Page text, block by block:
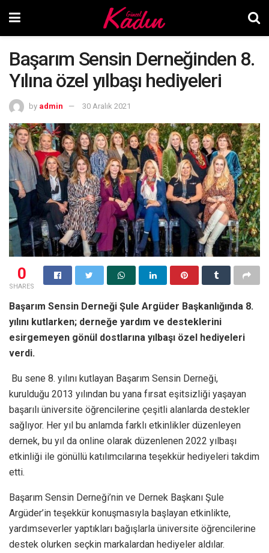
Başarım Sensin Derneğinden 8.
Yılına özel yılbaşı hediyeleri
by admin 30 Aralık 2021
0
SHARES
Başarım Sensin Derneği Şule Argüder Başkanlığında 8.
yılını kutlarken; derneğe yardım ve desteklerini
esirgemeyen gönül dostlarına yılbaşı özel hediyeleri
verdi.
Bu sene 8. yılını kutlayan Başarım Sensin Derneği,
kurulduğu 2013 yılından bu yana fırsat eşitsizliği yaşayan
başarılı üniversite öğrencilerine çeşitli alanlarda destekler
sağlıyor. Her yıl bu anlamda farklı etkinlikler düzenleyen
dernek, bu yıl da online olarak düzenlenen 2022 yılbaşı
etkinliği ile gönüllü katılımcılarına teşekkür hediyeleri takdim
etti.
Başarım Sensin Derneği’nin ve Dernek Başkanı Şule
Argüder’in teşekkür konuşmasıyla başlayan etkinlikte,
yardımseverler yaptıkları bağışlarla üniversite öğrencilerine
destek olurken seçkin markalardan hediyeler aldılar.